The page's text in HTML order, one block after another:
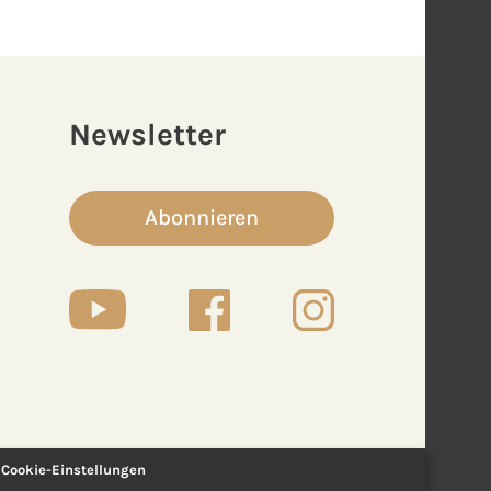
Newsletter
Abonnieren
Cookie-Einstellungen